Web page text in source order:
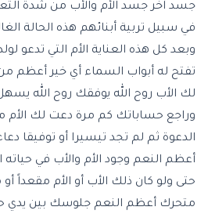
جسد آخر جسد الأم والأب من شدة
في سبيل تربية أبنائهم هذه الحالة
وبعد كل هذه العناية الأم التي تدعو
تفتح له أبواب السماء أي خير أعظم
لك الأب روح الله يوفقك روح الله
وراجع حساباتك كم مرة دعت لك الأم
الدعوة ثم لم تجد تيسيرا أو توفيقا
أعظم النعم وجود الأم والأب في
حتى ولو كان ذلك الأب أو الأم مقعداً
متحرك أعظم النعم جلوسك بين يدي